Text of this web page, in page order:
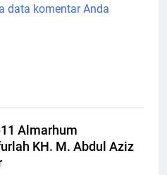
data komentar Anda
Almarhum
KH. M. Abdul Aziz